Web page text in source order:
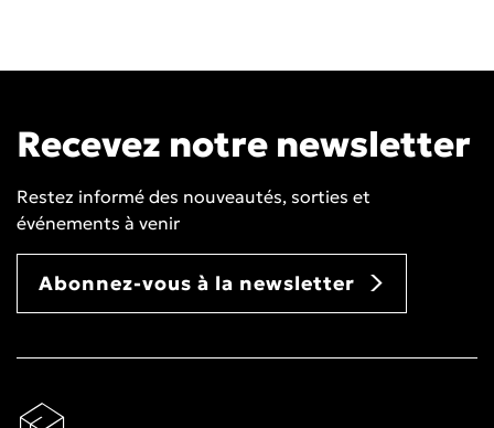
Recevez notre newsletter
Restez informé des nouveautés, sorties et
événements à venir
Abonnez-vous à la newsletter